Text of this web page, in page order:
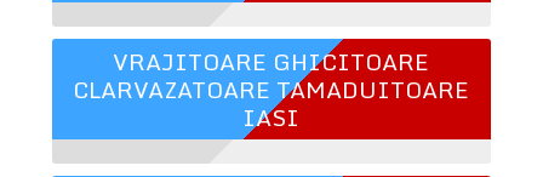
VRAJITOARE GHICITOARE
CLARVAZATOARE TAMADUITOARE
IASI